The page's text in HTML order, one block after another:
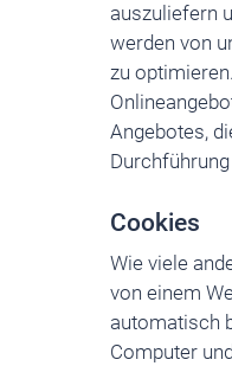
auszuliefern
werden von
zu
Angebotes,
Cookies
Wie viele
von einem
automatisch
Computer